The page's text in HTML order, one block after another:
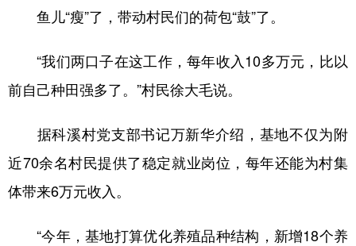
鱼儿“瘦”了，带动村民们的荷包“鼓”了。
“我们两口子在这工作，每年收入10多万元，比以
前自己种田强多了。”村民徐大毛说。
据科溪村党支部书记万新华介绍，基地不仅为附
近70余名村民提供了稳定就业岗位，每年还能为村集
体带来6万元收入。
“今年，基地打算优化养殖品种结构，新增18个养